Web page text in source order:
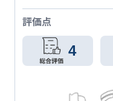
評価点
4